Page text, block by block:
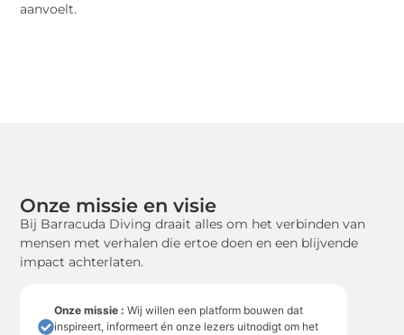
aanvoelt.
Onze missie en visie
Bij Barracuda Diving draait alles om het verbinden van
mensen met verhalen die ertoe doen en een blijvende
impact achterlaten.
Onze missie :Wij willen een platform bouwen dat
inspireert, informeert én onze lezers uitnodigt om het